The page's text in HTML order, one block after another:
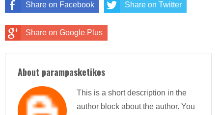
Share on Facebook Share on Twitter
Share on Google Plus
About parampasketikos
This is a short description in the
author block about the author. You